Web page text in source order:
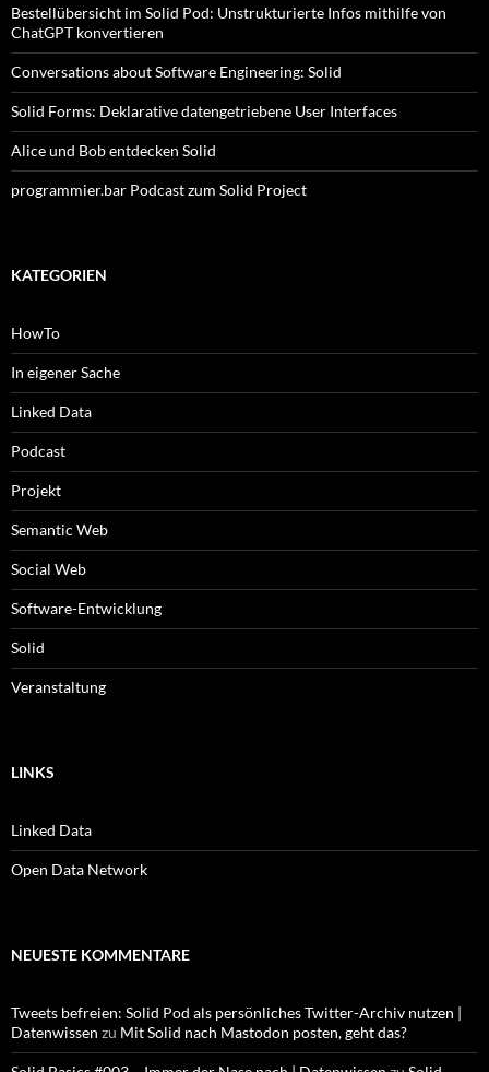
Bestellübersicht im Solid Pod: Unstrukturierte Infos mithilfe von
ChatGPT konvertieren
Conversations about Software Engineering: Solid
Solid Forms: Deklarative datengetriebene User Interfaces
Alice und Bob entdecken Solid
programmier.bar Podcast zum Solid Project
KATEGORIEN
HowTo
In eigener Sache
Linked Data
Podcast
Projekt
Semantic Web
Social Web
Software-Entwicklung
Solid
Veranstaltung
LINKS
Linked Data
Open Data Network
NEUESTE KOMMENTARE
Tweets befreien: Solid Pod als persönliches Twitter-Archiv nutzen |
Datenwissen zu Mit Solid nach Mastodon posten, geht das?